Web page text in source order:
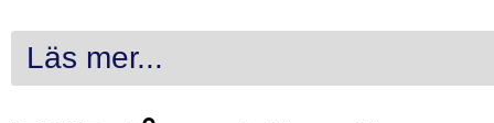
Läs mer...